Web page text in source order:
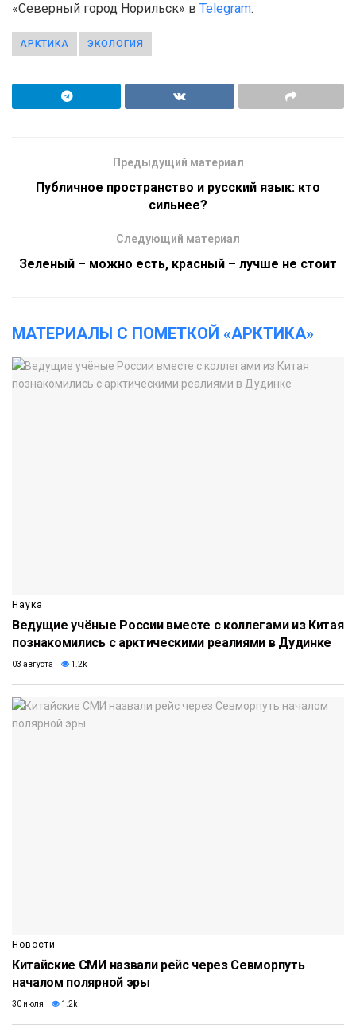
«Северный город Норильск» в Telegram.
АРКТИКА ЭКОЛОГИЯ
Предыдущий материал
Публичное пространство и русский язык: кто
сильнее?
Следующий материал
Зеленый – можно есть, красный – лучше не стоит
МАТЕРИАЛЫ С ПОМЕТКОЙ «АРКТИКА»
Наука
Ведущие учёные России вместе с коллегами из Китая
познакомились с арктическими реалиями в Дудинке
03 августа 1.2k
Новости
Китайские СМИ назвали рейс через Севморпуть
началом полярной эры
30 июля 1.2k